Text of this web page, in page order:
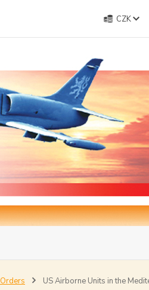
CZK
US Airborne Units in the